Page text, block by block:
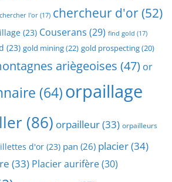
chercher l'or (17) chercheur d'or(52)
(23) Couserans (29) find gold (17)
(23) gold mining(22) gold prospecting(20)
ariègeoises (47) or
(64)orpaillage
(86) orpailleur(33) orpailleurs
d'or (23) pan (26) placier(34)
(33) Placier aurifère(30)